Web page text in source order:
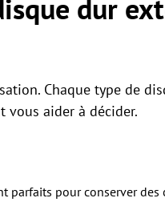
dur
Chaque type de
vous aider à décider.
parfaits pour conserver